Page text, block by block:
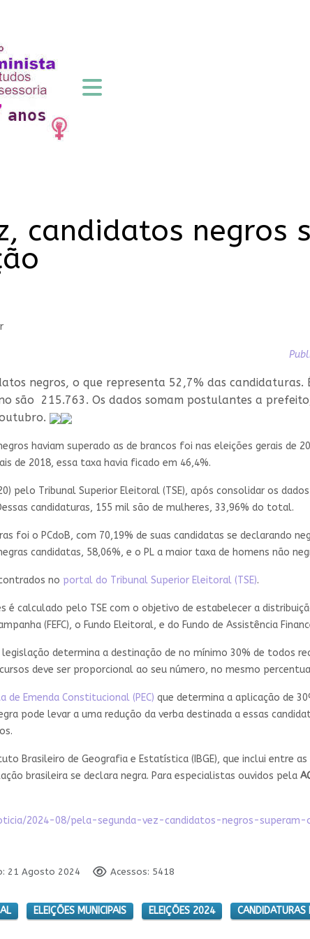
candidatos negros
negros, o que representa 52,7% das candidaturas.
são 215.763. Os dados somam postulantes a
haviam superado as de brancos foi nas eleições gerais de
de 2018, essa taxa havia ficado em 46,4%.
pelo Tribunal Superior Eleitoral (TSE), após consolidar os
candidaturas, 155 mil são de mulheres, 33,96% do total.
foi o PCdoB, com 70,19% de suas candidatas se declarando
candidatas, 58,06%, e o PL a maior taxa de homens não
no portal do Tribunal Superior Eleitoral (TSE).
é calculado pelo TSE com o objetivo de estabelecer a
(FEFC), o Fundo Eleitoral, e do Fundo de Assistência
determina a destinação de no mínimo 30% de todos
deve ser proporcional ao seu número, no mesmo
Emenda Constitucional (PEC) que determina a aplicação de
pode levar a uma redução da verba destinada a essas
Brasileiro de Geografia e Estatística (IBGE), que inclui entre
brasileira se declara negra. Para especialistas ouvidos pela
2024-08/pela-segunda-vez-candidatos-negros-
21 Agosto 2024 Acessos: 5418
ELEIÇÕES MUNICIPAIS ELEIÇÕES 2024 CANDIDATURAS